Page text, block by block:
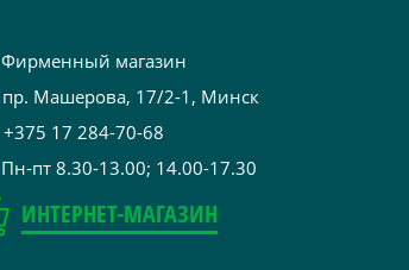
Фирменный магазин
пр. Машерова, 17/2-1, Минск
+375 17 284-70-68
Пн-пт 8.30-13.00; 14.00-17.30
ИНТЕРНЕТ-МАГАЗИН